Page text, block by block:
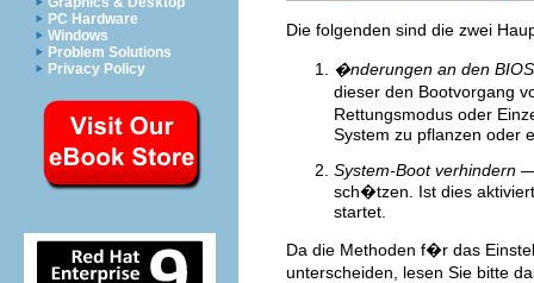
PC Hardware
Windows
Problem Solutions
Privacy Policy
Die folgenden sind die zwei
�nderungen an den
dieser den Bootvorgang
Rettungsmodus oder
System zu pflanzen oder
System-Boot verhindern —
sch�tzen. Ist dies
startet.
Da die Methoden f�r das
unterscheiden, lesen Sie bitte